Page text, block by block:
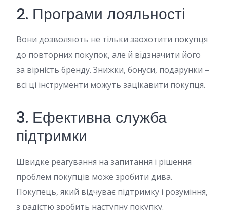
2. Програми лояльності
Вони дозволяють не тільки заохотити покупця
до повторних покупок, але й відзначити його
за вірність бренду. Знижки, бонуси, подарунки –
всі ці інструменти можуть зацікавити покупця.
3. Ефективна служба
підтримки
Швидке реагування на запитання і рішення
проблем покупців може зробити дива.
Покупець, який відчуває підтримку і розуміння,
з радістю зробить наступну покупку.